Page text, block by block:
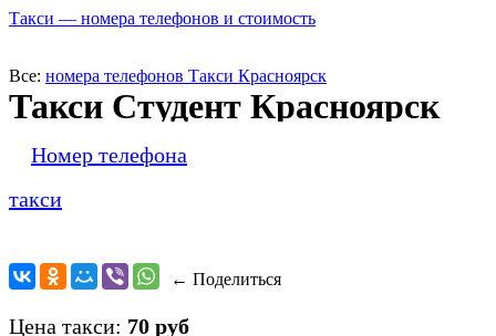
Такси — номера телефонов и стоимость
Все: номера телефонов Такси Красноярск
Такси Студент Красноярск
Номер телефона
такси
← Поделиться
Цена такси: 70 руб